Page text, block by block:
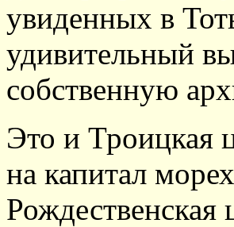
увиденных в
удивительный
собственную
Это и Троицкая
на капитал
Рождественская